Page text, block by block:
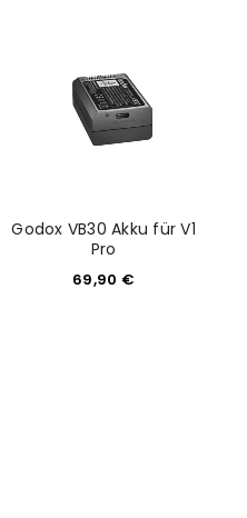
Godox VB30 Akku für V1
Pro
69,90 €